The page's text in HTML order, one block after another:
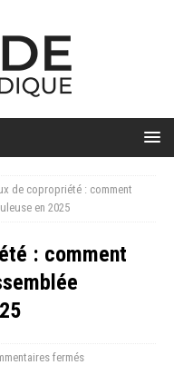
de copropriété : comment
en 2025
: comment
fermés